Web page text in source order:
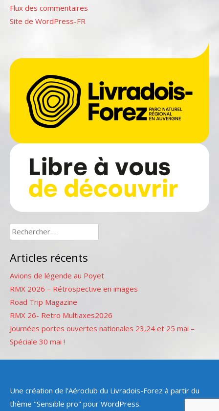
Flux des commentaires
Site de WordPress-FR
Rechercher :
Articles récents
Avions de légende au Poyet
RMX 2026 – Rétrospective en images
Road Trip Magazine
RMX 26- Retro Multiaxes2026
Journées portes ouvertes nationales 23,24 et 25 mai –
Spéciale 30 mai !
Une création de l'Aéroclub du Livradois-Forez à partir du
thème "Sensible pro" pour WordPress.